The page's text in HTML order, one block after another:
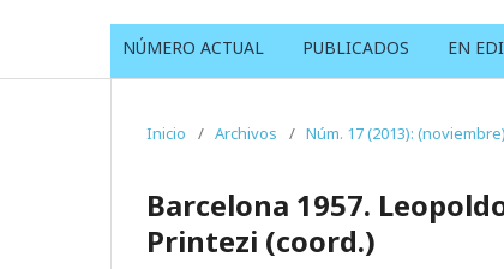
NÚMERO ACTUAL PUBLICADOS EN
Inicio / Archivos / Núm. 17 (2013): (noviembre)
Barcelona 1957.
Printezi (coord.)